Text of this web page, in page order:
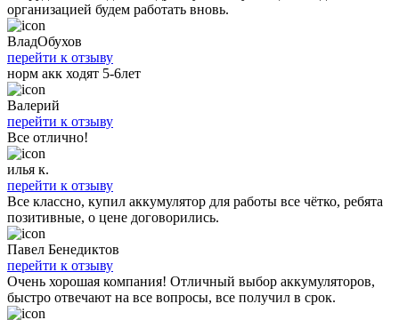
организацией будем работать вновь.
ВладОбухов
перейти к отзыву
норм акк ходят 5-6лет
Валерий
перейти к отзыву
Все отлично!
илья к.
перейти к отзыву
Все классно, купил аккумулятор для работы все чётко, ребята
позитивные, о цене договорились.
Павел Бенедиктов
перейти к отзыву
Очень хорошая компания! Отличный выбор аккумуляторов,
быстро отвечают на все вопросы, все получил в срок.